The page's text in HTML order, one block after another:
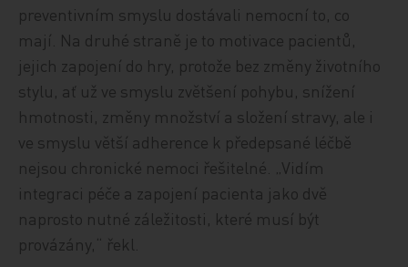
preventivním smyslu dostávali nemocní to, co
mají. Na druhé straně je to motivace pacientů,
jejich zapojení do hry, protože bez změny životního
stylu, ať už ve smyslu zvětšení pohybu, snížení
hmotnosti, změny množství a složení stravy, ale i
ve smyslu větší adherence k předepsané léčbě
nejsou chronické nemoci řešitelné. „Vidím
integraci péče a zapojení pacienta jako dvě
naprosto nutné záležitosti, které musí být
provázány,“ řekl.